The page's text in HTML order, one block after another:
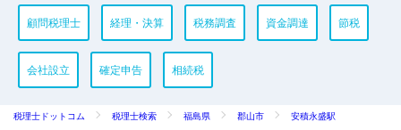
顧問税理士 経理・決算 税務調査 資金調達 節税
会社設立 確定申告 相続税
税理士ドットコム 税理士検索 福島県 郡山市
安積永盛駅